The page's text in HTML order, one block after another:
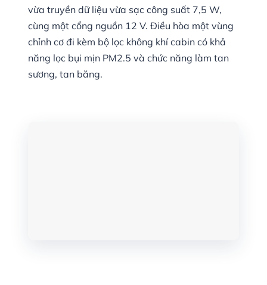
vừa truyền dữ liệu vừa sạc công suất 7,5 W,
cùng một cổng nguồn 12 V. Điều hòa một vùng
chỉnh cơ đi kèm bộ lọc không khí cabin có khả
năng lọc bụi mịn PM2.5 và chức năng làm tan
sương, tan băng.